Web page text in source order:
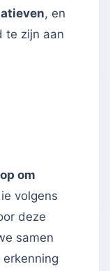
, en
te zijn aan
om
volgens
deze
samen